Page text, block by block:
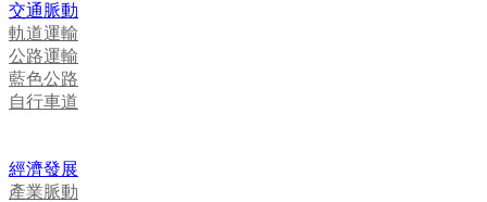
交通脈動
軌道運輸
公路運輸
藍色公路
自行車道
經濟發展
產業脈動